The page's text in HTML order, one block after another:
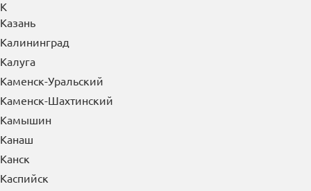
К
Казань
Калининград
Калуга
Каменск-Уральский
Каменск-Шахтинский
Камышин
Канаш
Канск
Каспийск